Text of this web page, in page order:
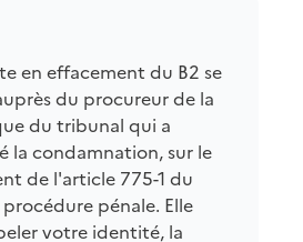
en effacement du B2 se
du procureur de la
du tribunal qui a
la condamnation, sur le
de l'article 775-1 du
pénale. Elle
votre identité, la